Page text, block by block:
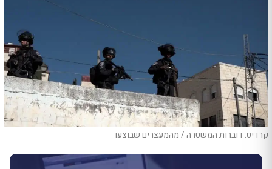
קרדיט: דוברות המשטרה / מהמעצרים שבוצעו